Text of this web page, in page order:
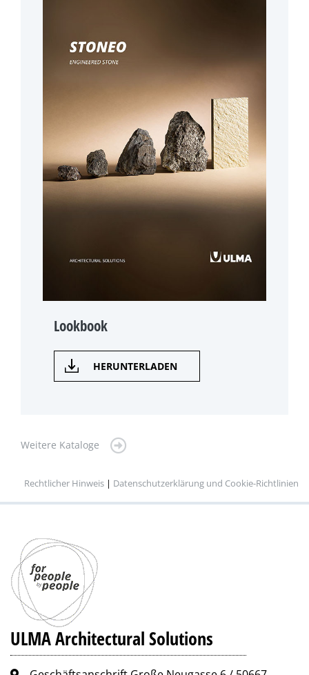
Lookbook
HERUNTERLADEN
Weitere Kataloge
Rechtlicher Hinweis | Datenschutzerklärung und Cookie-Richtlinien
ULMA Architectural Solutions